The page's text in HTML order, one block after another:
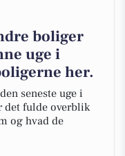
boliger
uge i
her.
seneste uge i
det fulde overblik
og hvad de